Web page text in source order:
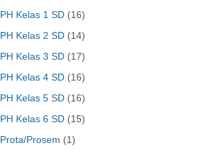
PH Kelas 1 SD (16)
PH Kelas 2 SD (14)
PH Kelas 3 SD (17)
PH Kelas 4 SD (16)
PH Kelas 5 SD (16)
PH Kelas 6 SD (15)
Prota/Prosem (1)